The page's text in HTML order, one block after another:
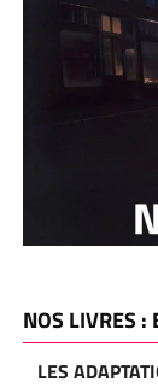
NOS LIVRES :
LES